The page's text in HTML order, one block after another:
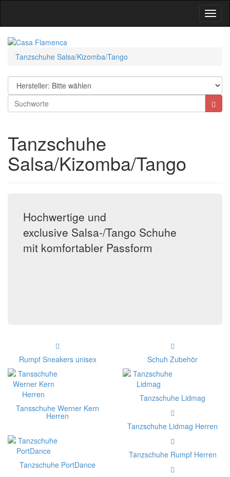
Tanzschuhe Salsa/Kizomba/Tango
Tanzschuhe
Salsa/Kizomba/Tango
Hochwertige und
exclusive Salsa-/Tango Schuhe
mit komfortabler Passform
Rumpf Sneakers unisex Schuh Zubehör
Tansschuhe Werner Kern
Herren
Tanzschuhe Lidmag
Tanzschuhe Lidmag Herren
Tanzschuhe PortDance
Tanzschuhe Rumpf Herren